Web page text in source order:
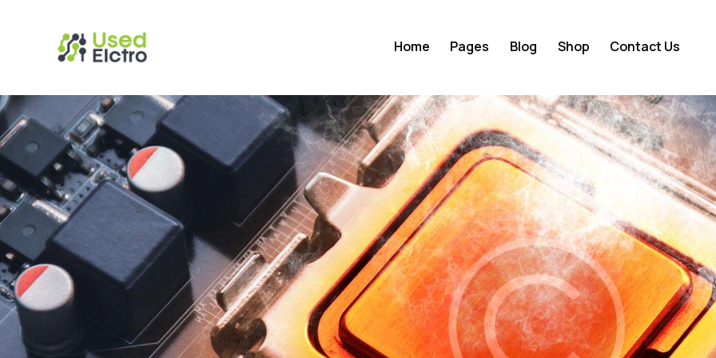
Home Pages Blog Shop Contact Us